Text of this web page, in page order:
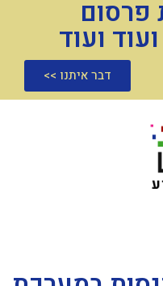
פרסום
ועוד
דבר איתנו >>